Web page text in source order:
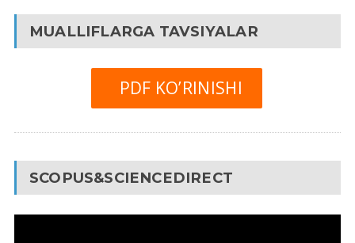
MUALLIFLARGA TAVSIYALAR
PDF KO’RINISHI
SCOPUS&SCIENCEDIRECT